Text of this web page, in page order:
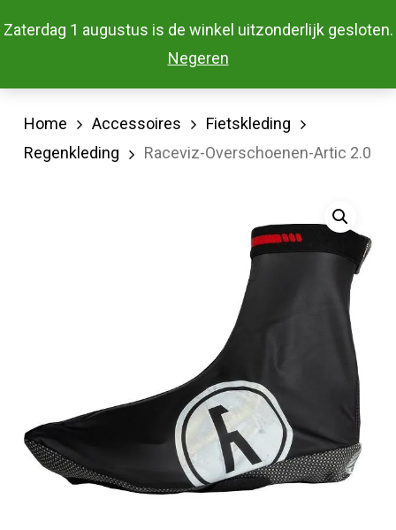
Zaterdag 1 augustus is de winkel uitzonderlijk gesloten.
Negeren
to
Menu
Home Accessoires
Fietskleding
Regenkleding
Raceviz-Overschoenen-Artic 2.0
Menu